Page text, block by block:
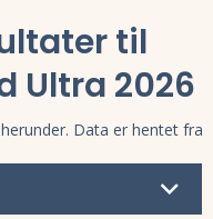
til
Ultra 2026
Data er hentet fra